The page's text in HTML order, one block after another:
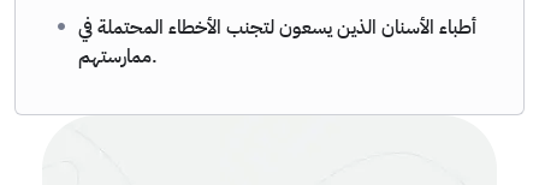
أطباء الأسنان الذين يسعون لتجنب الأخطاء المحتملة في
ممارستهم.